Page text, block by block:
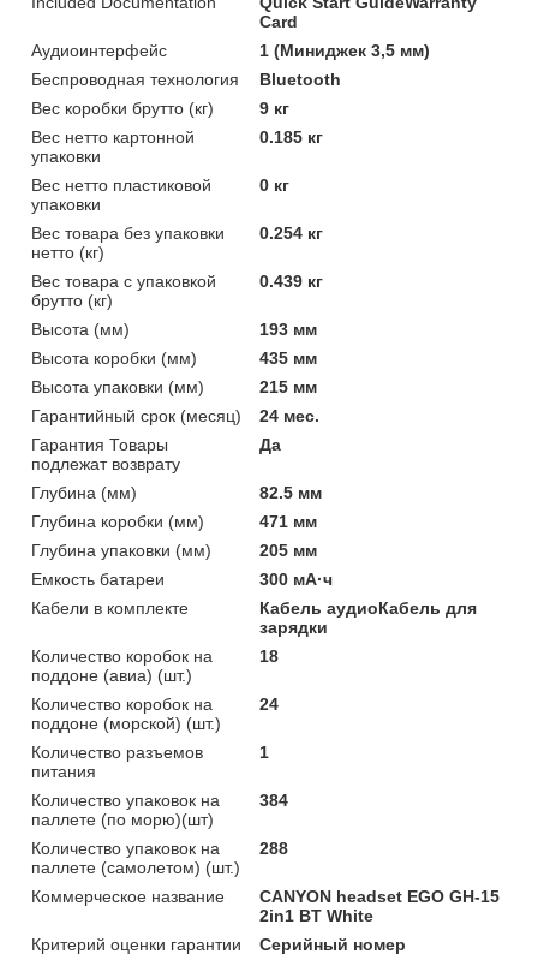
Card
Аудиоинтерфейс
1 (Миниджек 3,5 мм)
Беспроводная технология
Bluetooth
Вес коробки брутто (кг)
9 кг
Вес нетто картонной
упаковки
0.185 кг
Вес нетто пластиковой
упаковки
0 кг
Вес товара без упаковки
нетто (кг)
0.254 кг
Вес товара с упаковкой
брутто (кг)
0.439 кг
Высота (мм)
193 мм
Высота коробки (мм)
435 мм
Высота упаковки (мм)
215 мм
Гарантийный срок (месяц)
24 мес.
Гарантия Товары
подлежат возврату
Да
Глубина (мм)
82.5 мм
Глубина коробки (мм)
471 мм
Глубина упаковки (мм)
205 мм
Емкость батареи
300 мА·ч
Кабели в комплекте
Кабель аудиоКабель для
зарядки
Количество коробок на
поддоне (авиа) (шт.)
18
Количество коробок на
поддоне (морской) (шт.)
24
Количество разъемов
питания
1
Количество упаковок на
паллете (по морю)(шт)
384
Количество упаковок на
паллете (самолетом) (шт.)
288
Коммерческое название
CANYON headset EGO GH-15
2in1 BT White
Критерий оценки гарантии
Серийный номер